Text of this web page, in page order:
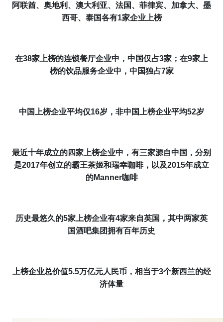
阿联酋、奥地利、澳大利亚、法国、菲律宾、加拿大、墨
西哥、泰国各有1家企业上榜
在38家上榜的连锁餐厅企业中，中国仅占3家；在9家上
榜的饮品服务企业中，中国独占7家
中国上榜企业平均仅16岁，非中国上榜企业平均52岁
最近十年成立的四家上榜企业中，有三家源自中国，分别
是2017年创立的霸王茶姬和瑞幸咖啡，以及2015年成立
的Manner咖啡
历史最悠久的5家上榜企业有4家来自英国 ，其中两家英
国酒吧集团拥有百年历史
上榜企业总价值5.5万亿元人民币 ，相当于3个新西兰的经
济体量